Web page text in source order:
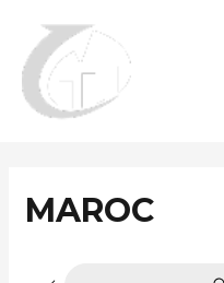
contenu
MAROC